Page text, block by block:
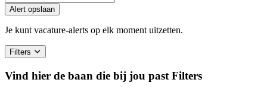
Alert opslaan
Je kunt vacature-alerts op elk moment uitzetten.
Filters
Vind hier de baan die bij jou past Filters